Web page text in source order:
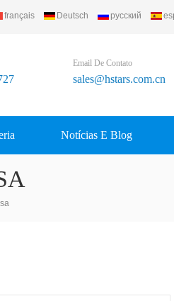
français Deutsch русский
Email De Contato
sales@hstars.com.cn
Notícias E Blog